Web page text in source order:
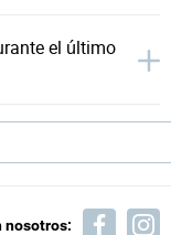
el último
nosotros: